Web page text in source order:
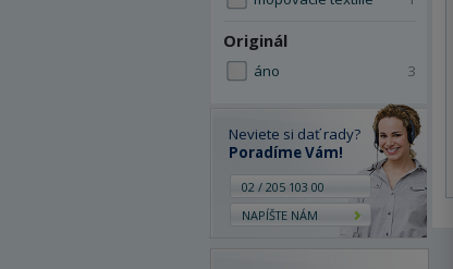
Originál
áno 3
Neviete si dať rady?
Poradíme Vám!
02 / 205 103 00
NAPÍŠTE NÁM